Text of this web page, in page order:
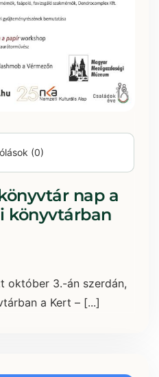
(0)
nap a
könyvtárban
október 3.-án szerdán,
a Kert – [...]